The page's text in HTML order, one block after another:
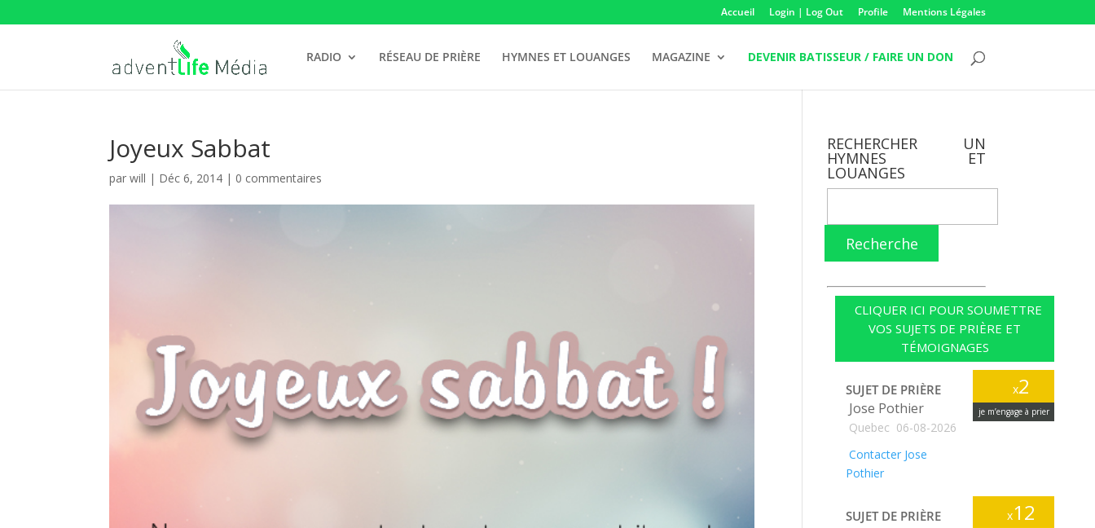
Accueil Login | Log Out Profile Mentions Légales
RADIO RÉSEAU DE PRIÈRE HYMNES ET LOUANGES MAGAZINE DEVENIR BATISSEUR / FAIRE UN DON
Joyeux Sabbat
parwill | Déc 6, 2014 | 0 commentaires
RECHERCHER UN
HYMNES ET
LOUANGES
Recherche
CLIQUER ICI POUR SOUMETTRE
VOS SUJETS DE PRIÈRE ET
TÉMOIGNAGES
x2
je m’engage à prier
SUJET DE PRIÈRE
Jose Pothier
Quebec 06-08-2026
Contacter Jose
Pothier
x12
SUJET DE PRIÈRE